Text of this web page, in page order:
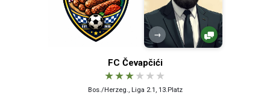
→
FC Čevapčići
★★★★ ★ ★
Bos./Herzeg., Liga 2.1, 13.Platz